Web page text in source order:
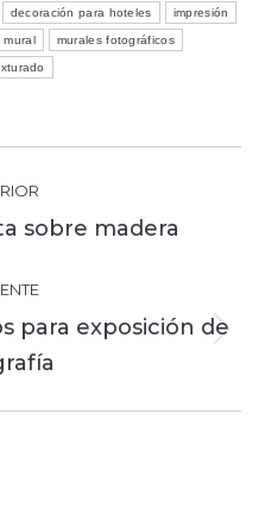
decoración para hoteles impresión
mural murales fotográficos
sobre madera
para exposición de